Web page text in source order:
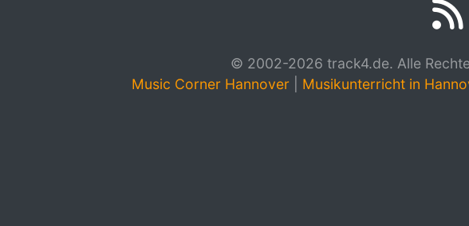
© 2002-2026 track4.de. Alle
Music Corner Hannover
Musikunterricht in